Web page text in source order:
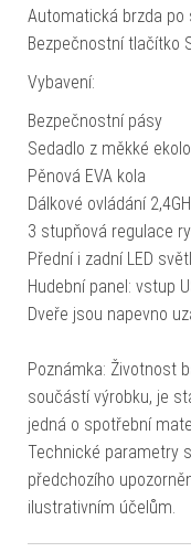
Automatická brzda po
Bezpečnostní tlačítko
Vybavení:
Bezpečnostní pásy
Sedadlo z měkké
Pěnová EVA kola
Dálkové ovládání
3 stupňová regulace
Přední i zadní LED
Hudební panel: vstup
Dveře jsou napevno
Poznámka: Životnost
součástí výrobku, je
jedná o spotřební
Technické parametry
předchozího
ilustrativním účelům.